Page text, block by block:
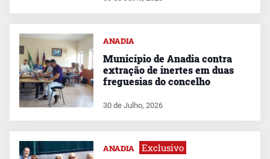
ANADIA
Município de Anadia contra
extração de inertes em duas
freguesias do concelho
30 de Julho, 2026
ANADIA Exclusivo